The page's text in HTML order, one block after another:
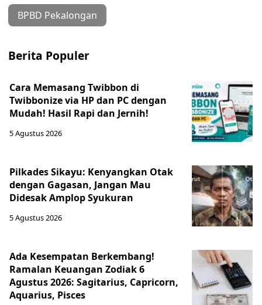
BPBD Pekalongan
Berita Populer
Cara Memasang Twibbon di
Twibbonize via HP dan PC dengan
Mudah! Hasil Rapi dan Jernih!
5 Agustus 2026
Pilkades Sikayu: Kenyangkan Otak
dengan Gagasan, Jangan Mau
Didesak Amplop Syukuran
5 Agustus 2026
Ada Kesempatan Berkembang!
Ramalan Keuangan Zodiak 6
Agustus 2026: Sagitarius, Capricorn,
Aquarius, Pisces